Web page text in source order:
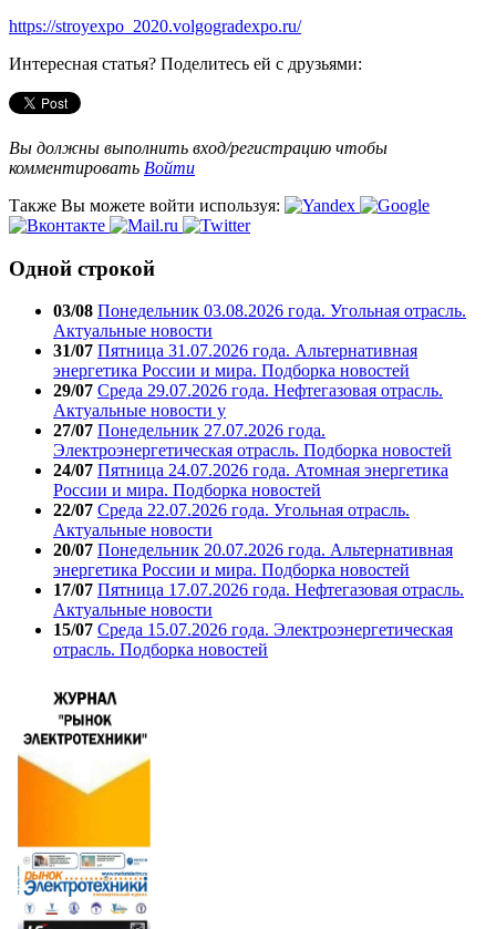
https://stroyexpo_2020.volgogradexpo.ru/
Интересная статья? Поделитесь ей с друзьями:
Вы должны выполнить вход/регистрацию чтобы
комментировать Войти
Также Вы можете войти используя:
Одной строкой
03/08 Понедельник 03.08.2026 года. Угольная отрасль.
Актуальные новости
31/07 Пятница 31.07.2026 года. Альтернативная
энергетика России и мира. Подборка новостей
29/07 Среда 29.07.2026 года. Нефтегазовая отрасль.
Актуальные новости у
27/07 Понедельник 27.07.2026 года.
Электроэнергетическая отрасль. Подборка новостей
24/07 Пятница 24.07.2026 года. Атомная энергетика
России и мира. Подборка новостей
22/07 Среда 22.07.2026 года. Угольная отрасль.
Актуальные новости
20/07 Понедельник 20.07.2026 года. Альтернативная
энергетика России и мира. Подборка новостей
17/07 Пятница 17.07.2026 года. Нефтегазовая отрасль.
Актуальные новости
15/07 Среда 15.07.2026 года. Электроэнергетическая
отрасль. Подборка новостей